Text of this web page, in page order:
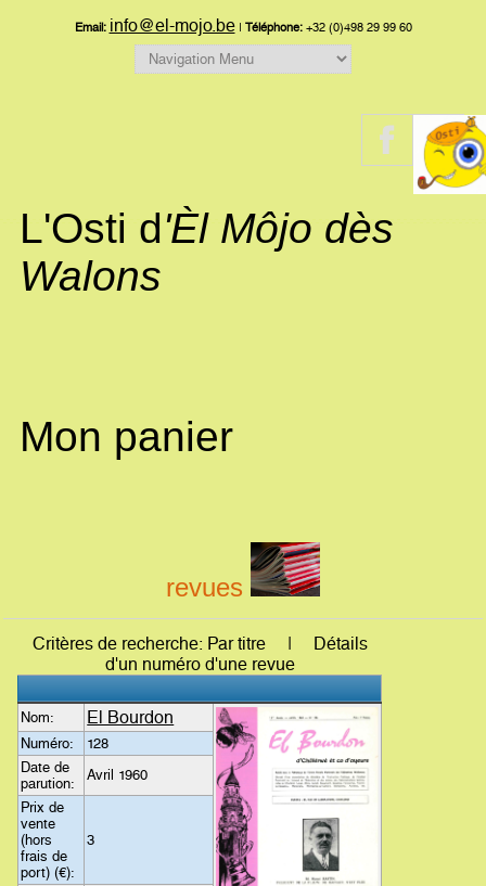
Email: info@el-mojo.be| Téléphone:+32 (0)498 29 99 60
L'Osti d'Èl Môjo dès
Walons
Mon panier
revues
Critères de recherche: Par titre | Détails
d'un numéro d'une revue
Nom: El Bourdon
Numéro:
128
Date de
parution:
Avril 1960
Prix de
vente
(hors
frais de
port) (€):
3